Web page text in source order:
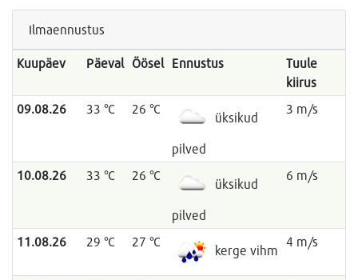
Ilmaennustus
Kuupäev Päeval Öösel Ennustus
Tuule
kiirus
09.08.26
33 °C 26 °C
üksikud
pilved
3 m/s
10.08.26 33 °C 26 °C
üksikud
pilved
6 m/s
11.08.26 29 °C 27 °C
kerge vihm
4 m/s